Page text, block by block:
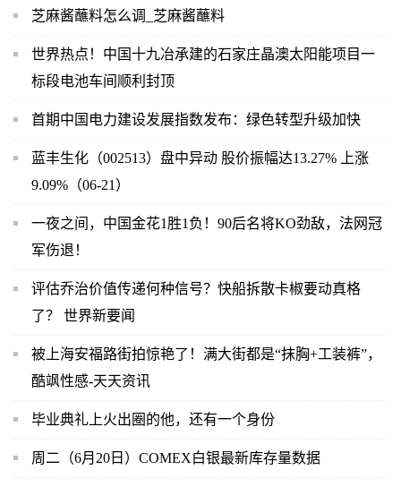
芝麻酱蘸料怎么调_芝麻酱蘸料
世界热点！中国十九冶承建的石家庄晶澳太阳能项目一
标段电池车间顺利封顶
首期中国电力建设发展指数发布：绿色转型升级加快
蓝丰生化（002513）盘中异动 股价振幅达13.27% 上涨
9.09%（06-21）
一夜之间，中国金花1胜1负！90后名将KO劲敌，法网冠
军伤退！
评估乔治价值传递何种信号？快船拆散卡椒要动真格
了？ 世界新要闻
被上海安福路街拍惊艳了！满大街都是“抹胸+工装裤”，
酷飒性感-天天资讯
毕业典礼上火出圈的他，还有一个身份
周二（6月20日）COMEX白银最新库存量数据